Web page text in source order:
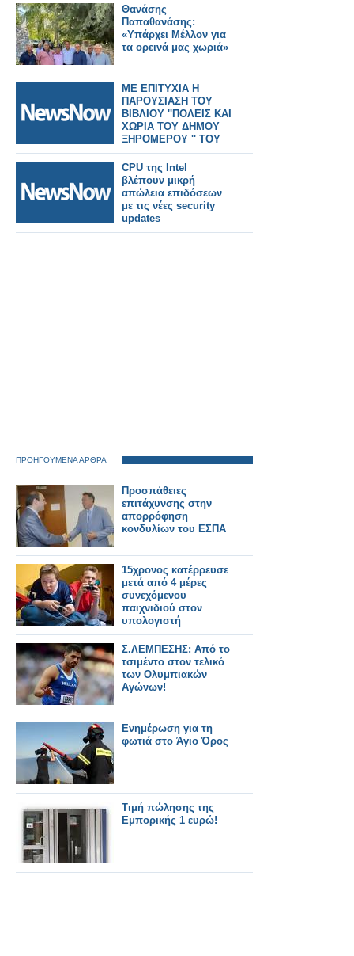
Θανάσης
Παπαθανάσης:
«Υπάρχει Μέλλον για
τα ορεινά μας χωριά»
ΜΕ ΕΠΙΤΥΧΙΑ Η
ΠΑΡΟΥΣΙΑΣΗ ΤΟΥ
ΒΙΒΛΙΟΥ ''ΠΟΛΕΙΣ ΚΑΙ
ΧΩΡΙΑ ΤΟΥ ΔΗΜΟΥ
ΞΗΡΟΜΕΡΟΥ '' ΤΟΥ
ΑΛΕΞΑΝΔΡΟΥ ΣΑΒΒΑ
CPU της Intel
βλέπουν μικρή
απώλεια επιδόσεων
με τις νέες security
updates
ΠΡΟΗΓΟΥΜΕΝΑ ΑΡΘΡΑ
Προσπάθειες
επιτάχυνσης στην
απορρόφηση
κονδυλίων του ΕΣΠΑ
15χρονος κατέρρευσε
μετά από 4 μέρες
συνεχόμενου
παιχνιδιού στον
υπολογιστή
Σ.ΛΕΜΠΕΣΗΣ: Από το
τσιμέντο στον τελικό
των Ολυμπιακών
Αγώνων!
Ενημέρωση για τη
φωτιά στο Άγιο Όρος
Τιμή πώλησης της
Εμπορικής 1 ευρώ!